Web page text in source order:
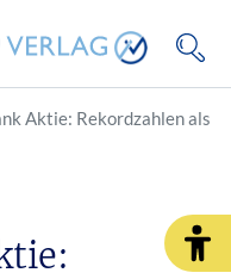
Aktie: Rekordzahlen als